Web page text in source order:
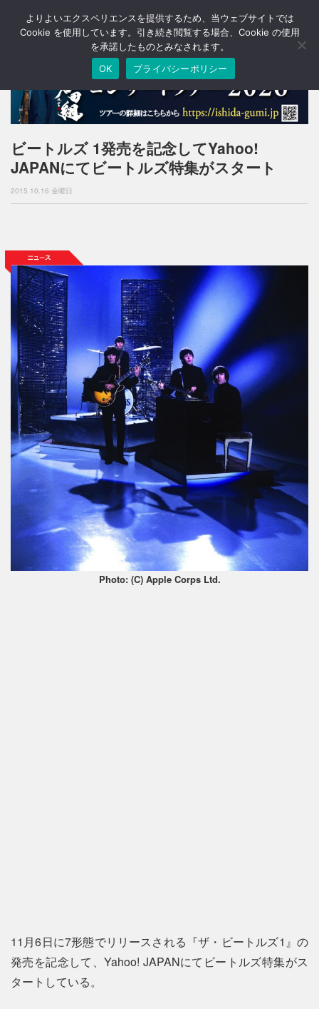
T
o
a
v
o
ビートルズ 1発売を記念してYahoo!
JAPANにてビートルズ特集がスタート
2015.10.16 金曜日
Photo: (C) Apple Corps Ltd.
11月6日に7形態でリリースされる『ザ・ビートルズ1』の
発売を記念して、Yahoo! JAPANにてビートルズ特集がス
タートしている。
よりよいエクスペリエンスを提供するため、当ウェブサイトでは
Cookie を使用しています。引き続き閲覧する場合、Cookie の使用
を承諾したものとみなされます。
OK
プライバシーポリシー